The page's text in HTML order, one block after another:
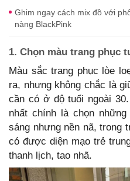
Ghim ngay cách mix đồ với
nàng BlackPink
1. Chọn màu trang phục
Màu sắc trang phục lòe
ra, nhưng không chắc là
cần có ở độ tuổi ngoài
nhất chính là chọn
sáng nhưng nền nã, trong
có được diện mạo trẻ
thanh lịch, tao nhã.